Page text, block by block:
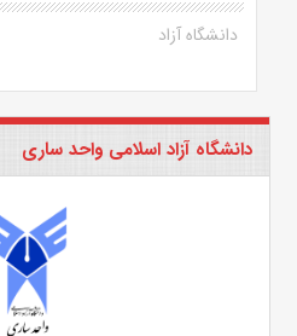
دانشگاه آزاد
دانشگاه آزاد اسلامی واحد ساری